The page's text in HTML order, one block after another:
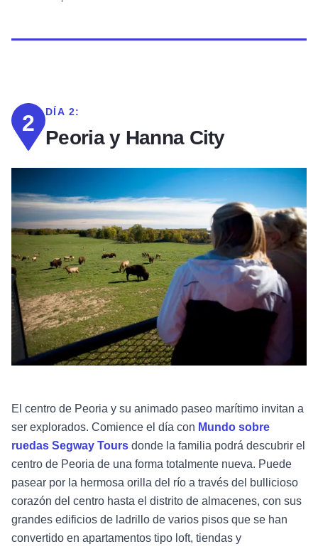
2 DÍA 2:
Peoria y Hanna City
El centro de Peoria y su animado paseo marítimo invitan a
ser explorados. Comience el día con Mundo sobre
ruedas Segway Tours donde la familia podrá descubrir el
centro de Peoria de una forma totalmente nueva. Puede
pasear por la hermosa orilla del río a través del bullicioso
corazón del centro hasta el distrito de almacenes, con sus
grandes edificios de ladrillo de varios pisos que se han
convertido en apartamentos tipo loft, tiendas y